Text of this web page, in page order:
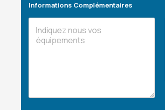
Informations Complémentaires